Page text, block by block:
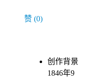
赞 (0)
创作背景
1846年9